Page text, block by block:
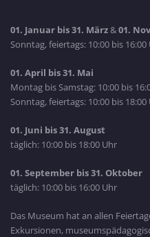
01. Januar bis 31. März&01.
Sonntag, feiertags: 10:00 bis 16:00
01. April bis 31. Mai
Montag bis Samstag:
Sonntag, feiertags: 10:00 bis 18:00
01. Juni bis 31. August
täglich: 10:00 bis 18:00 Uhr
01. September
täglich: 10:00 bis 16:00 Uhr
Das Museum hat an allen
Exkursionen,